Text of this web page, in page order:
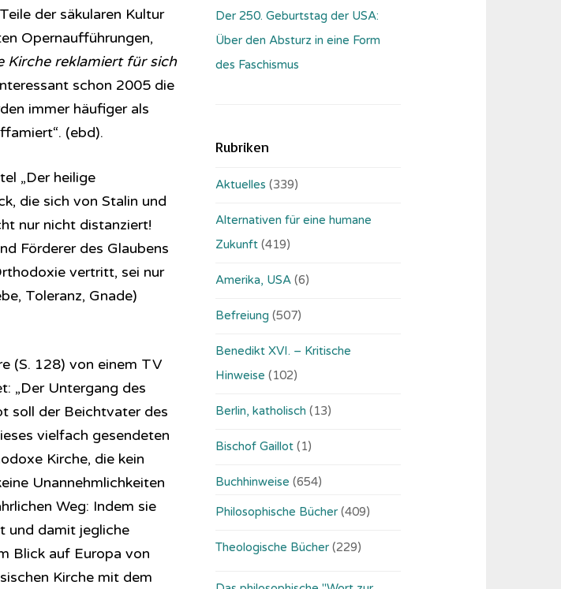
der säkularen Kultur
Opernaufführungen,
Kirche reklamiert für sich
schon 2005 die
immer häufiger als
(ebd).
„Der heilige
die sich von Stalin und
nur nicht distanziert!
Förderer des Glaubens
vertritt, sei nur
Toleranz, Gnade)
(S. 128) von einem TV
„Der Untergang des
soll der Beichtvater des
vielfach gesendeten
Kirche, die kein
Unannehmlichkeiten
Weg: Indem sie
und damit jegliche
Blick auf Europa von
Kirche mit dem
Der 250. Geburtstag der USA:
Über den Absturz in eine Form
des Faschismus
Rubriken
Aktuelles (339)
Alternativen für eine humane
Zukunft (419)
Amerika, USA (6)
Befreiung (507)
Benedikt XVI. – Kritische
Hinweise (102)
Berlin, katholisch (13)
Bischof Gaillot (1)
Buchhinweise (654)
Philosophische Bücher (409)
Theologische Bücher (229)